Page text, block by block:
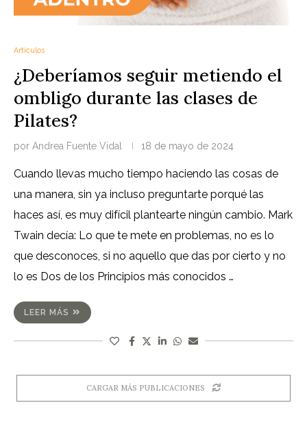
Artículos
¿Deberíamos seguir metiendo el
ombligo durante las clases de
Pilates?
por Andrea Fuente Vidal 18 de mayo de 2024
Cuando llevas mucho tiempo haciendo las cosas de
una manera, sin ya incluso preguntarte porqué las
haces así, es muy difícil plantearte ningún cambio. Mark
Twain decía: Lo que te mete en problemas, no es lo
que desconoces, si no aquello que das por cierto y no
lo es Dos de los Principios más conocidos …
LEER MÁS
CARGAR MÁS PUBLICACIONES